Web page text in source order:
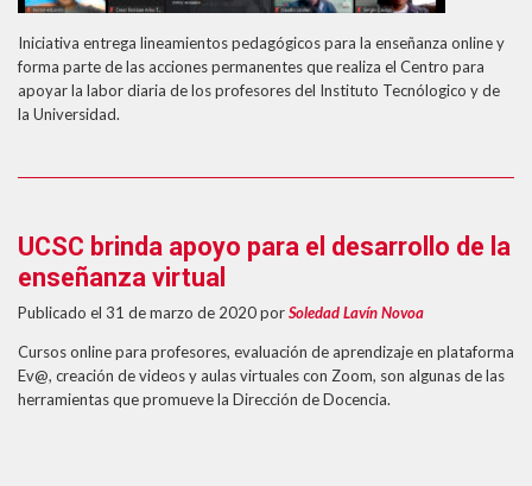
Iniciativa entrega lineamientos pedagógicos para la enseñanza online y
forma parte de las acciones permanentes que realiza el Centro para
apoyar la labor diaria de los profesores del Instituto Tecnólogico y de
la Universidad.
UCSC brinda apoyo para el desarrollo de la
enseñanza virtual
Publicado el 31 de marzo de 2020porSoledad Lavín Novoa
Cursos online para profesores, evaluación de aprendizaje en plataforma
Ev@, creación de videos y aulas virtuales con Zoom, son algunas de las
herramientas que promueve la Dirección de Docencia.